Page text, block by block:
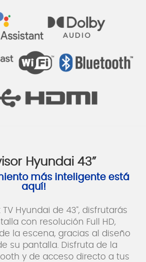
Hyundai 43”
más inteligente está
aquí!
Hyundai de 43", disfrutarás
con resolución Full HD,
la escena, gracias al diseño
su pantalla. Disfruta de la
y de acceso directo a tus